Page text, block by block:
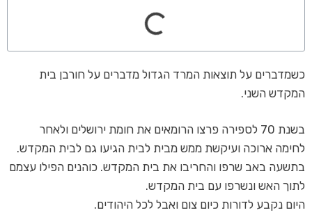
כשמדברים על תוצאות המרד הגדול מדברים על חורבן בית
המקדש השני.
בשנת 70 לספירה פרצו הרומאים את חומת ירושלים ולאחר
לחימה ארוכה ועיקשת ממש מבית לבית הגיעו גם לבית המקדש.
בתשעה באב שרפו והחריבו את בית המקדש. כוהנים הפילו עצמם
לתוך האש ונשרפו עם בית המקדש.
היום נקבע לדורות כיום צום ואבל לכל היהודים.